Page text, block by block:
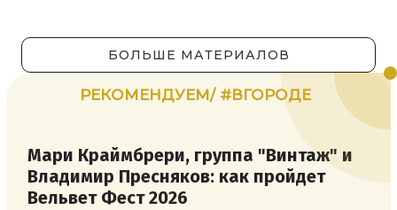
БОЛЬШЕ МАТЕРИАЛОВ
РЕКОМЕНДУЕМ/ #ВГОРОДЕ
Мари Краймбрери, группа "Винтаж" и
Владимир Пресняков: как пройдет
Вельвет Фест 2026